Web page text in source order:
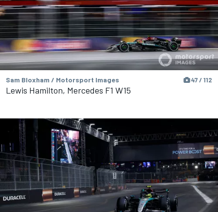
Sam Bloxham / Motorsport Images 47 / 112
Lewis Hamilton, Mercedes F1 W15